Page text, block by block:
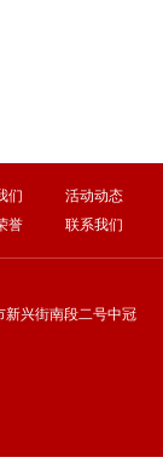
们
活动动态
誉 联系我们
新兴街南段二号中冠